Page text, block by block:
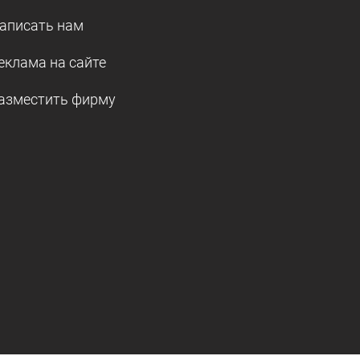
нам
на сайте
фирму